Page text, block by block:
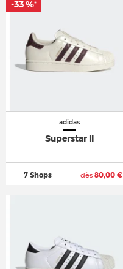
adidas
Superstar II
7 Shops dès80,00 €
-33 %*